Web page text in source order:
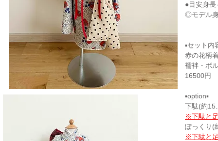
●目安身長
◎モデル
▪セット内
赤の花柄
襦袢・ボ
16500円​
▪option▪
下駄(約
※下駄と
ぽっくり(
※下駄と